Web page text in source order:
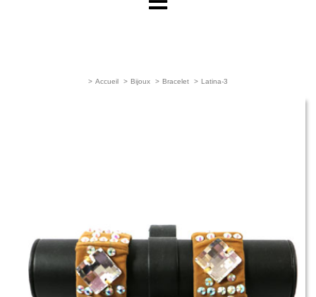
> Accueil > Bijoux > Bracelet > Latina-3